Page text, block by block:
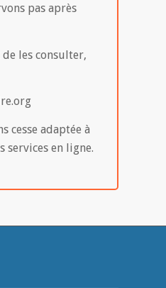
pas après
les consulter,
cesse adaptée à
services en ligne.